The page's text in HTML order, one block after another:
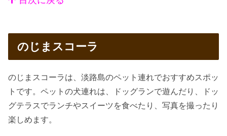
のじまスコーラ
のじまスコーラは、淡路島のペット連れでおすすめスポッ
トです。ペットの犬連れは、ドッグランで遊んだり、ドッ
グテラスでランチやスイーツを食べたり、写真を撮ったり
楽しめます。